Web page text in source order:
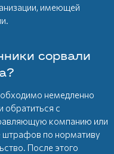
имеющей
сорвали
немедленно
обратиться с
компанию или
штрафов по нормативу
После этого